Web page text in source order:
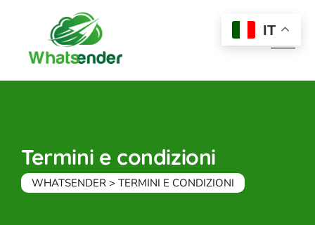
Termini e condizioni
WHATSENDER > TERMINI E CONDIZIONI
IT